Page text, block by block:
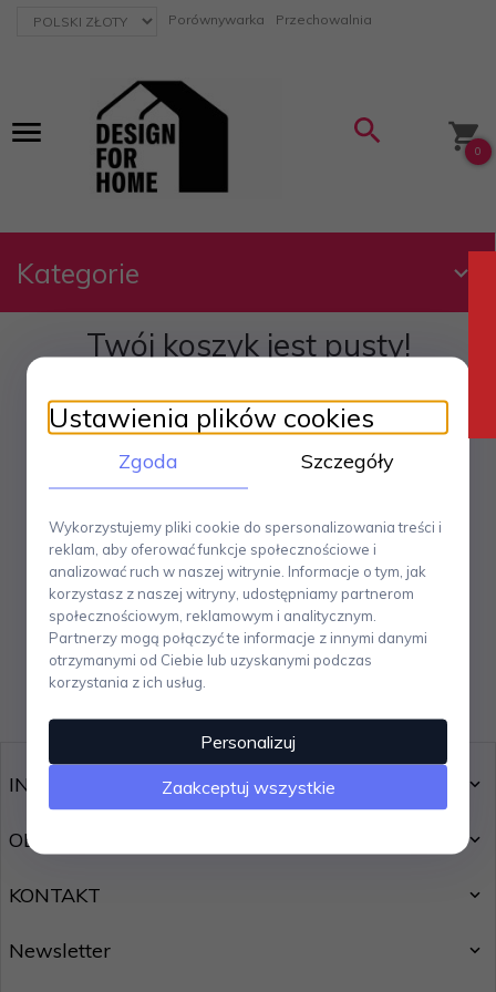
currency_h Porównywarka Przechowalnia
0
Kategorie
Twój koszyk jest pusty!
» Zapraszamy na zakupy «
INFORMACJE
OBSŁUGA KLIENTA
KONTAKT
Newsletter
Ustawienia plików cookies
Zgoda Szczegóły
Wykorzystujemy pliki cookie do spersonalizowania treści i
reklam, aby oferować funkcje społecznościowe i
analizować ruch w naszej witrynie. Informacje o tym, jak
korzystasz z naszej witryny, udostępniamy partnerom
społecznościowym, reklamowym i analitycznym.
Partnerzy mogą połączyć te informacje z innymi danymi
otrzymanymi od Ciebie lub uzyskanymi podczas
korzystania z ich usług.
Personalizuj
Zaakceptuj wszystkie